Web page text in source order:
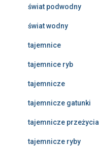
świat podwodny
świat wodny
tajemnice
tajemnice ryb
tajemnicze
tajemnicze gatunki
tajemnicze przeżycia
tajemnicze ryby